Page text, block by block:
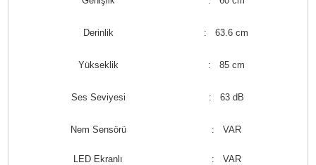
Derinlik : 63.6 cm
Yükseklik : 85 cm
Ses Seviyesi : 63 dB
Nem Sensörü : VAR
LED Ekranlı : VAR